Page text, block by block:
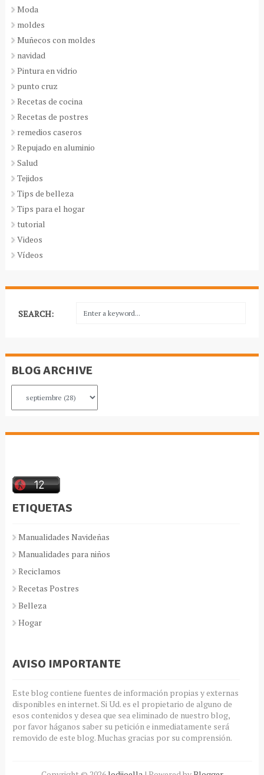
Moda
moldes
Muñecos con moldes
navidad
Pintura en vidrio
punto cruz
Recetas de cocina
Recetas de postres
remedios caseros
Repujado en aluminio
Salud
Tejidos
Tips de belleza
Tips para el hogar
tutorial
Videos
Vídeos
SEARCH:
BLOG ARCHIVE
ETIQUETAS
Manualidades Navideñas
Manualidades para niños
Reciclamos
Recetas Postres
Belleza
Hogar
AVISO IMPORTANTE
Este blog contiene fuentes de información propias y externas
disponibles en internet. Si Ud. es el propietario de alguno de
esos contenidos y desea que sea eliminado de nuestro blog,
por favor háganos saber su petición e inmediatamente será
removido de este blog. Muchas gracias por su comprensión.